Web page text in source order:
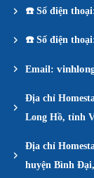
☎️Số điện
☎️Số điện
Email:
Địa chỉ
Long Hồ, tỉnh
Địa chỉ
huyện Bình